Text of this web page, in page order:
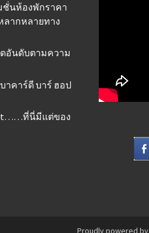
ชั่นห้องพักราคา
ากหลายทาง
อันดับตามความ
าคาร์ดี บาร์ ฮอป
ที่นี่มีแต่ของ
Proudly powered by